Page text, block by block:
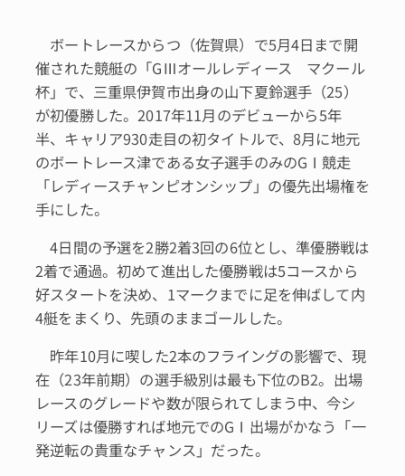
ボートレースからつ（佐賀県）で5月4日まで開
催された競艇の「GⅢオールレディース マクール
杯」で、三重県伊賀市出身の山下夏鈴選手（25）
が初優勝した。2017年11月のデビューから5年
半、キャリア930走目の初タイトルで、8月に地元
のボートレース津である女子選手のみのGⅠ競走
「レディースチャンピオンシップ」の優先出場権を
手にした。
4日間の予選を2勝2着3回の6位とし、準優勝戦は
2着で通過。初めて進出した優勝戦は5コースから
好スタートを決め、1マークまでに足を伸ばして内
4艇をまくり、先頭のままゴールした。
昨年10月に喫した2本のフライングの影響で、現
在（23年前期）の選手級別は最も下位のB2。出場
レースのグレードや数が限られてしまう中、今シ
リーズは優勝すれば地元でのGⅠ出場がかなう「一
発逆転の貴重なチャンス」だった。